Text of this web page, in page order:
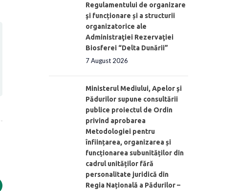
Regulamentului de organizare
şi funcționare și a structurii
organizatorice ale
Administraţiei Rezervaţiei
Biosferei “Delta Dunării”
7 August 2026
Ministerul Mediului, Apelor și
Pădurilor supune consultării
publice proiectul de Ordin
privind aprobarea
Metodologiei pentru
înființarea, organizarea și
funcționarea subunităților din
cadrul unităților fără
personalitate juridică din
Regia Națională a Pădurilor –